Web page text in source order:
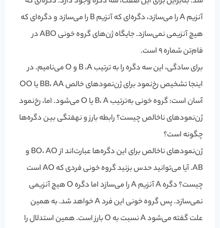
آنزیم A را می‌سازد، دگره‌ای که آنزیم B را می‌سازد و دگره‌ای که
هیچ آنزیمی نمی‌سازد. جایگاه ژن‌های گروه خونی ABO در
فام‌تن شماره 9 است.
برای سادگی، این سه دگره را به ترتیب B ،A و O می‌نامیم. در
اینجا تشخیص رخ‌نمود برای ژن‌نمودهای خالص BB، AA یا OO
آسان است: گروه خونی به‌ترتیب B، A یا O می‌شود. اما، رخ‌نمود
ژن‌نمودهای ناخالص چیست؟ رابطه بارز و نهفتگی بین دگره‌ها
چگونه است؟
ژن‌نمودهای ناخالص برای این دگره‌ها عبارت‌اند از BO، AO و
AB. آیا می‌توانید حدس بزنید گروه خونی فردی که AO است
چیست؟ دگره A آنزیم A را می‌سازد اما دگره O هیچ آنزیمی
نمی‌سازد. پس گروه خونی این فرد A خواهد شد. به همین
علت گفته می‌شود A نسبت به O بارز است. همین استدلال را